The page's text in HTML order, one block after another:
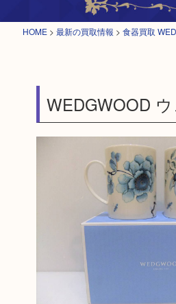
HOME > 最新の買取情報 > 食器買取
WEDGWOOD